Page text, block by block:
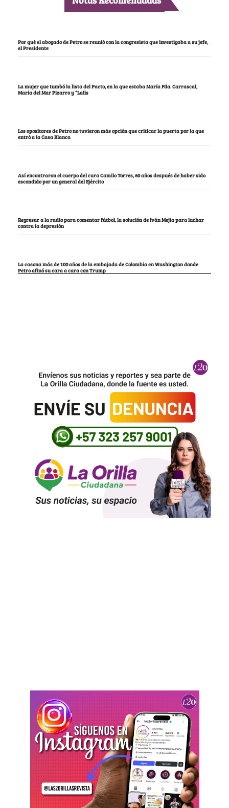
Por qué el abogado de Petro se reunió con la congresista que investigaba a su jefe,
el Presidente
La mujer que tumbó la lista del Pacto, en la que estaba María Fda. Carrascal,
María del Mar Pizarro y “Lalis
Los opositores de Petro no tuvieron más opción que criticar la puerta por la que
entró a la Casa Blanca
Así encontraron el cuerpo del cura Camilo Torres, 60 años después de haber sido
escondido por un general del Ejército
Regresar a la radio para comentar fútbol, la solución de Iván Mejía para luchar
contra la depresión
La casona más de 100 años de la embajada de Colombia en Washington donde
Petro afinó su cara a cara con Trump